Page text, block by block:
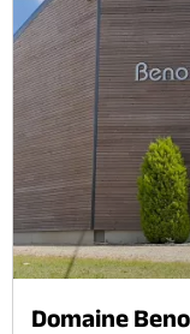
Domaine